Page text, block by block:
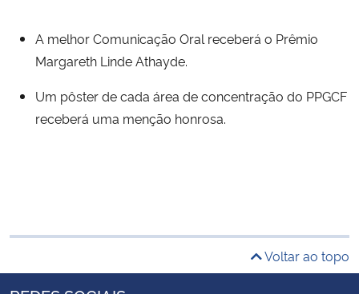
A melhor Comunicação Oral receberá o Prêmio
Margareth Linde Athayde.
Um pôster de cada área de concentração do PPGCF
receberá uma menção honrosa.
Voltar ao topo